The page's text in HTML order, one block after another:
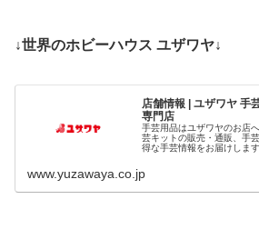
↓世界のホビーハウス ユザワヤ↓
店舗情報 | ユザワヤ 手
専門店
手芸用品はユザワヤのお店
芸キットの販売・通販、手
得な手芸情報をお届けします
www.yuzawaya.co.jp